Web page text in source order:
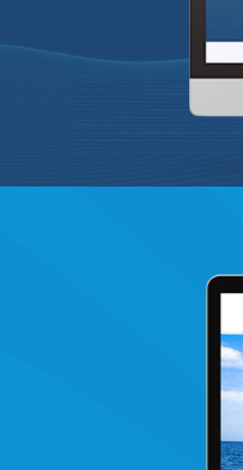
Marketing Digital & Com
Activation digitale &